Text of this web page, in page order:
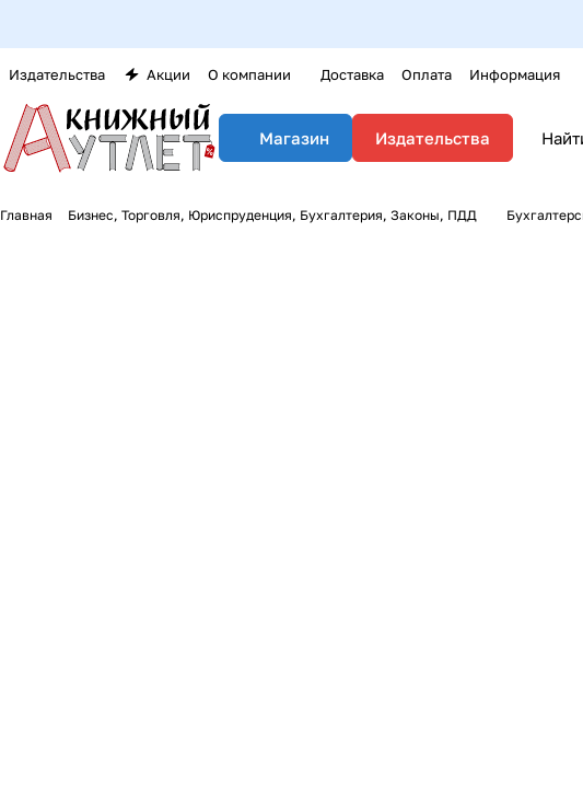
Издательства Акции О компании Доставка Оплата Информация
Магазин Издательства
Главная Бизнес, Торговля, Юриспруденция, Бухгалтерия, Законы, ПДД